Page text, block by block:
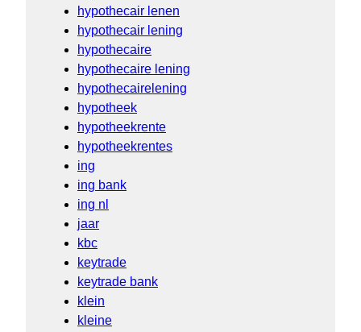
hypothecair lenen
hypothecair lening
hypothecaire
hypothecaire lening
hypothecairelening
hypotheek
hypotheekrente
hypotheekrentes
ing
ing bank
ing nl
jaar
kbc
keytrade
keytrade bank
klein
kleine